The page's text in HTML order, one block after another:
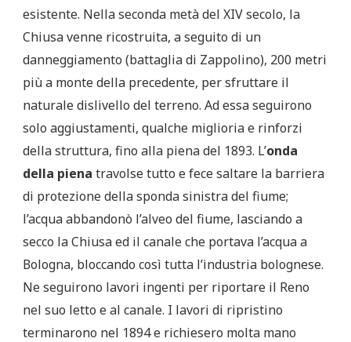
esistente. Nella seconda metà del XIV secolo, la
Chiusa venne ricostruita, a seguito di un
danneggiamento (battaglia di Zappolino), 200 metri
più a monte della precedente, per sfruttare il
naturale dislivello del terreno. Ad essa seguirono
solo aggiustamenti, qualche miglioria e rinforzi
della struttura, fino alla piena del 1893. L’onda
della piena travolse tutto e fece saltare la barriera
di protezione della sponda sinistra del fiume;
l’acqua abbandonò l’alveo del fiume, lasciando a
secco la Chiusa ed il canale che portava l’acqua a
Bologna, bloccando così tutta l’industria bolognese.
Ne seguirono lavori ingenti per riportare il Reno
nel suo letto e al canale. I lavori di ripristino
terminarono nel 1894 e richiesero molta mano